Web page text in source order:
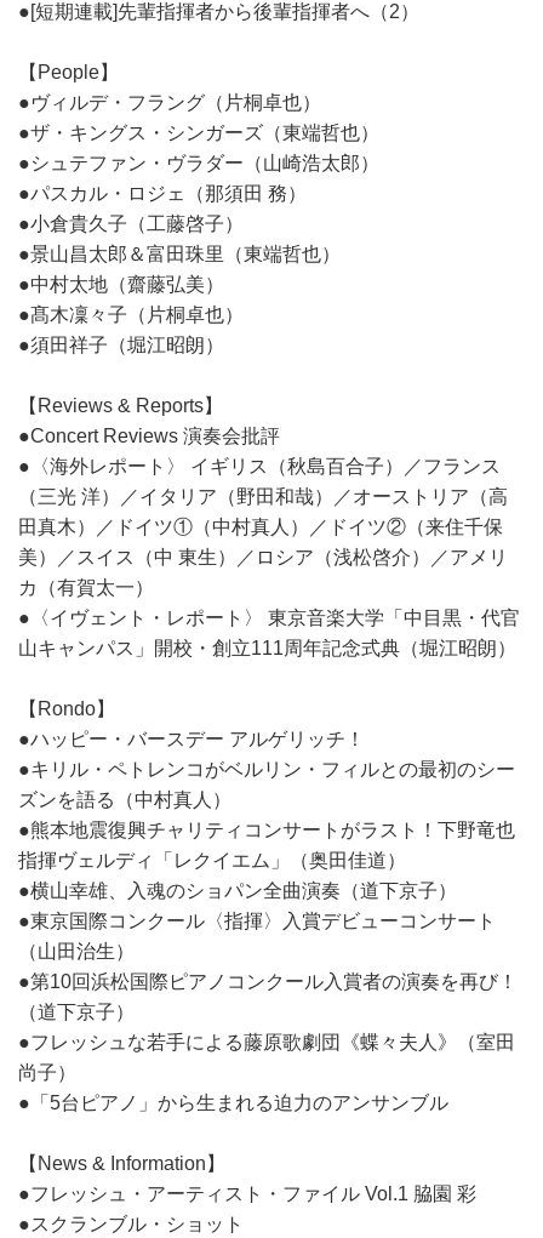
●[短期連載]先輩指揮者から後輩指揮者へ（2）
【People】
●ヴィルデ・フラング（片桐卓也）
●ザ・キングス・シンガーズ（東端哲也）
●シュテファン・ヴラダー（山崎浩太郎）
●パスカル・ロジェ（那須田 務）
●小倉貴久子（工藤啓子）
●景山昌太郎＆富田珠里（東端哲也）
●中村太地（齋藤弘美）
●髙木凜々子（片桐卓也）
●須田祥子（堀江昭朗）
【Reviews & Reports】
●Concert Reviews 演奏会批評
●〈海外レポート〉 イギリス（秋島百合子）／フランス
（三光 洋）／イタリア（野田和哉）／オーストリア（高
田真木）／ドイツ①（中村真人）／ドイツ②（来住千保
美）／スイス（中 東生）／ロシア（浅松啓介）／アメリ
カ（有賀太一）
●〈イヴェント・レポート〉 東京音楽大学「中目黒・代官
山キャンパス」開校・創立111周年記念式典（堀江昭朗）
【Rondo】
●ハッピー・バースデー アルゲリッチ！
●キリル・ペトレンコがベルリン・フィルとの最初のシー
ズンを語る（中村真人）
●熊本地震復興チャリティコンサートがラスト！下野竜也
指揮ヴェルディ「レクイエム」（奥田佳道）
●横山幸雄、入魂のショパン全曲演奏（道下京子）
●東京国際コンクール〈指揮〉入賞デビューコンサート
（山田治生）
●第10回浜松国際ピアノコンクール入賞者の演奏を再び！
（道下京子）
●フレッシュな若手による藤原歌劇団《蝶々夫人》（室田
尚子）
●「5台ピアノ」から生まれる迫力のアンサンブル
【News & Information】
●フレッシュ・アーティスト・ファイル Vol.1 脇園 彩
●スクランブル・ショット